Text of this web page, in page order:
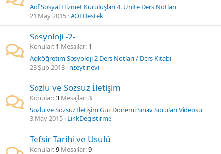
Aöf Sosyal Hizmet Kuruluşları 4. Ünite Ders Notları
21 May 2015 AOFDestek
Sosyoloji -2-
Konular 1 Mesajlar 1
Açıköğretim Sosyoloji 2 Ders Notları / Ders Kitabı
23 Şub 2013 nzeytinevi
Sözlü ve Sözsüz İletişim
Konular 3 Mesajlar 3
Sözlü ve Sözsüz İletişim Güz Dönemi Sınav Soruları Videosu
3 May 2015 LinkDegistirme
Tefsir Tarihi ve Usulü
Konular 9 Mesajlar 9